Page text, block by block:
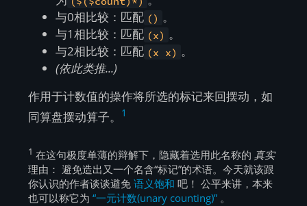
与0相比较：匹配 () 。
与1相比较：匹配 (x) 。
与2相比较：匹配 (x x) 。
(依此类推...)
作用于计数值的操作将所选的标记来回摆动，如
同算盘摆动算子。
1
1 在这句极度单薄的辩解下，隐藏着选用此名称的 真实
理由： 避免造出又一个名含“标记”的术语。今天就该跟
你认识的作者谈谈避免 语义饱和 吧！ 公平来讲，本来
也可以称它为 “一元计数(unary counting)”。